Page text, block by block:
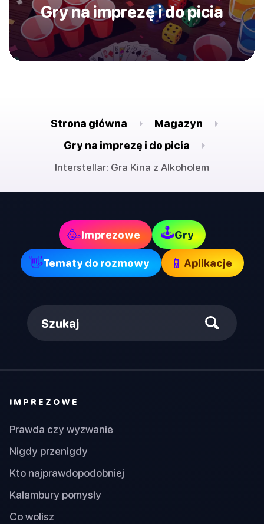
Gry na imprezę i do picia
Strona główna
Magazyn
Gry na imprezę i do picia
Interstellar: Gra Kina z Alkoholem
🥳Imprezowe 🕹Gry
👋Tematy do rozmowy 📱 Aplikacje
Szukaj
IMPREZOWE
Prawda czy wyzwanie
Nigdy przenigdy
Kto najprawdopodobniej
Kalambury pomysły
Co wolisz